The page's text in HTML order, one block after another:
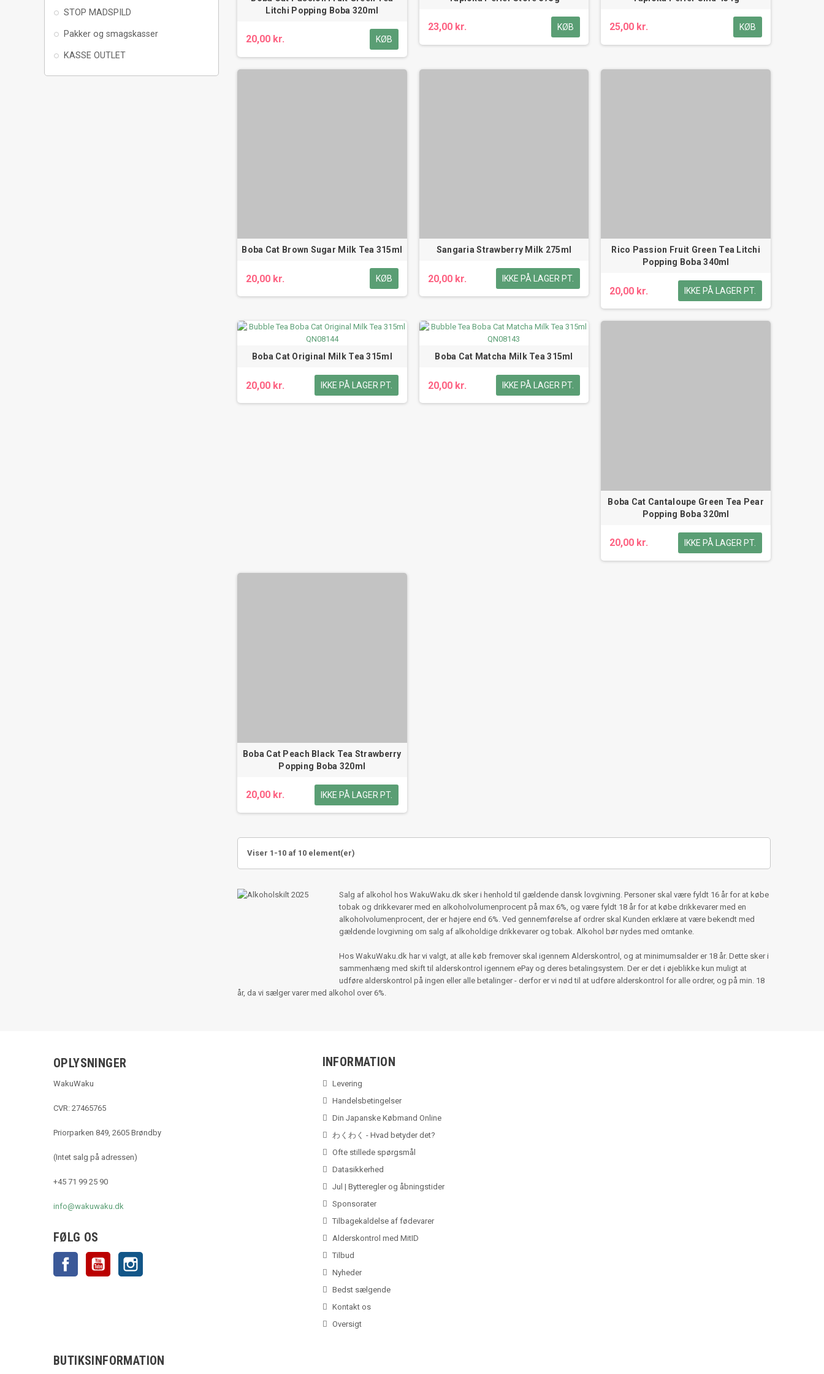
STOP MADSPILD
Pakker og smagskasser
KASSE OUTLET
Litchi Popping Boba 320ml
20,00 kr. KØB
23,00 kr. KØB 25,00 kr. KØB
Boba Cat Brown Sugar Milk Tea 315ml
20,00 kr. KØB
Sangaria Strawberry Milk 275ml
20,00 kr. IKKE PÅ LAGER PT.
Rico Passion Fruit Green Tea Litchi
Popping Boba 340ml
20,00 kr. IKKE PÅ LAGER PT.
Boba Cat Original Milk Tea 315ml
20,00 kr. IKKE PÅ LAGER PT.
Boba Cat Matcha Milk Tea 315ml
20,00 kr. IKKE PÅ LAGER PT.
Boba Cat Cantaloupe Green Tea Pear
Popping Boba 320ml
20,00 kr. IKKE PÅ LAGER PT.
Boba Cat Peach Black Tea Strawberry
Popping Boba 320ml
20,00 kr. IKKE PÅ LAGER PT.
Viser 1-10 af 10 element(er)
Salg af alkohol hos WakuWaku.dk sker i henhold til gældende dansk lovgivning. Personer skal være fyldt 16 år for at købe
tobak og drikkevarer med en alkoholvolumenprocent på max 6%, og være fyldt 18 år for at købe drikkevarer med en
alkoholvolumenprocent, der er højere end 6%. Ved gennemførelse af ordrer skal Kunden erklære at være bekendt med
gældende lovgivning om salg af alkoholdige drikkevarer og tobak. Alkohol bør nydes med omtanke.
Hos WakuWaku.dk har vi valgt, at alle køb fremover skal igennem Alderskontrol, og at minimumsalder er 18 år. Dette sker i
sammenhæng med skift til alderskontrol igennem ePay og deres betalingsystem. Der er det i øjeblikke kun muligt at
udføre alderskontrol på ingen eller alle betalinger - derfor er vi nød til at udføre alderskontrol for alle ordrer, og på min. 18
år, da vi sælger varer med alkohol over 6%.
OPLYSNINGER
WakuWaku
CVR: 27465765
Priorparken 849, 2605 Brøndby
(Intet salg på adressen)
+45 71 99 25 90
info@wakuwaku.dk
FØLG OS
Facebook YouTube
INFORMATION
Levering
Handelsbetingelser
Din Japanske Købmand Online
わくわく - Hvad betyder det?
Ofte stillede spørgsmål
Datasikkerhed
Jul | Bytteregler og åbningstider
Sponsorater
Tilbagekaldelse af fødevarer
Alderskontrol med MitID
Tilbud
Nyheder
Bedst sælgende
Kontakt os
Oversigt
BUTIKSINFORMATION